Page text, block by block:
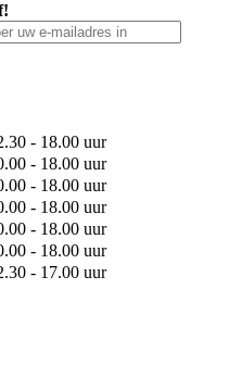
- 18.00 uur
- 18.00 uur
- 18.00 uur
- 18.00 uur
- 18.00 uur
- 18.00 uur
- 17.00 uur